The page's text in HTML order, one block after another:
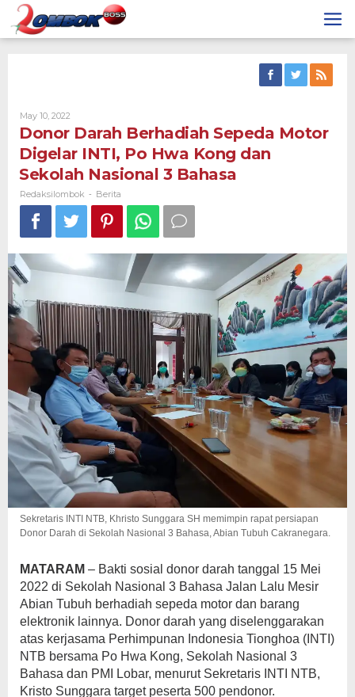
Skip
content
May 10, 2022
Redaksilombok
Donor Darah Berhadiah Sepeda Motor
Digelar INTI, Po Hwa Kong dan
Sekolah Nasional 3 Bahasa
Redaksilombok - Berita
Sekretaris INTI NTB, Khristo Sunggara SH memimpin rapat persiapan
Donor Darah di Sekolah Nasional 3 Bahasa, Abian Tubuh Cakranegara.
MATARAM – Bakti sosial donor darah tanggal 15 Mei
2022 di Sekolah Nasional 3 Bahasa Jalan Lalu Mesir
Abian Tubuh berhadiah sepeda motor dan barang
elektronik lainnya. Donor darah yang diselenggarakan
atas kerjasama Perhimpunan Indonesia Tionghoa (INTI)
NTB bersama Po Hwa Kong, Sekolah Nasional 3
Bahasa dan PMI Lobar, menurut Sekretaris INTI NTB,
Kristo Sunggara target peserta 500 pendonor.